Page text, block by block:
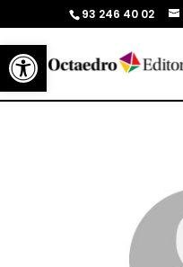
Abrir barra de herramientas
93 246 40 02